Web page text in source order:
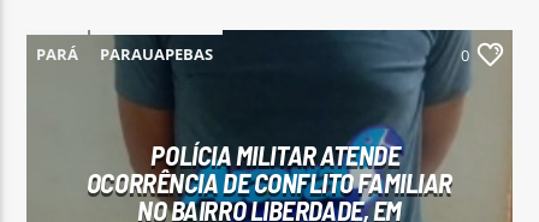
ARARA AZUL FM 96,9
PARÁ PARAUAPEBAS 0
POLÍCIA MILITAR ATENDE
OCORRÊNCIA DE CONFLITO FAMILIAR
NO BAIRRO LIBERDADE, EM